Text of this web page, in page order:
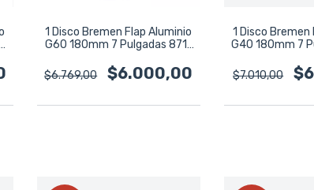
1 Disco Bremen Flap Aluminio
G60 180mm 7 Pulgadas 8711
$6.769,00
$6.000,00
1 Disco Bremen
G40 180mm 7
$7.010,00